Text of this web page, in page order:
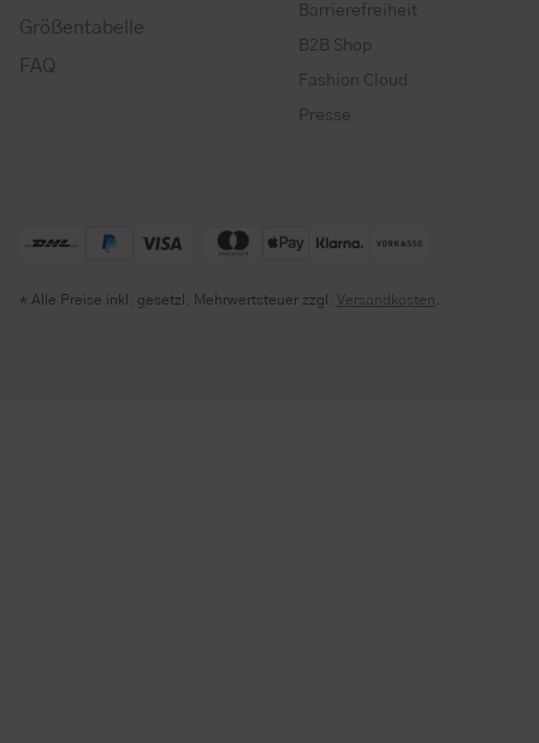
Größentabelle
FAQ
Barrierefreiheit
B2B Shop
Fashion Cloud
Presse
* Alle Preise inkl. gesetzl. Mehrwertsteuer zzgl. Versandkosten